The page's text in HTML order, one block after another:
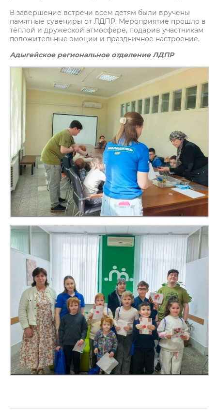
В завершение встречи всем детям были вручены
памятные сувениры от ЛДПР. Мероприятие прошло в
тёплой и дружеской атмосфере, подарив участникам
положительные эмоции и праздничное настроение.
Адыгейское региональное отделение ЛДПР